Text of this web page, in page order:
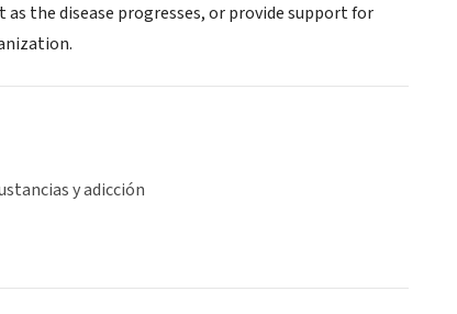
the disease progresses, or provide support for
y adicción